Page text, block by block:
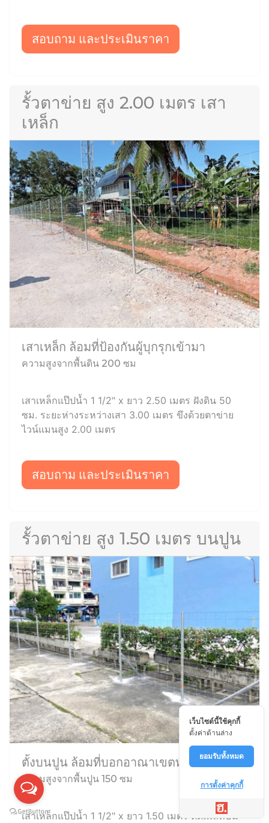
สอบถาม และประเมินราคา
รั้วตาข่าย สูง 2.00 เมตร เสา
เหล็ก
เสาเหล็ก ล้อมที่ป้องกันผู้บุกรุกเข้ามา
ความสูงจากพื้นดิน 200 ซม
เสาเหล็กแป๊ปน้ำ 1 1/2" x ยาว 2.50 เมตร ฝังดิน 50
ซม. ระยะห่างระหว่างเสา 3.00 เมตร ขึงด้วยตาข่าย
ไวน์แมนสูง 2.00 เมตร
สอบถาม และประเมินราคา
รั้วตาข่าย สูง 1.50 เมตร บนปูน
ตั้งบนปูน ล้อมที่บอกอาณาเขตทั่วไป
ความสูงจากพื้นปูน 150 ซม
เสาเหล็กแป๊ปน้ำ 1 1/2" x ยาว 1.50 เมตร ติดเพลทบน
เว็บไซต์นี้ใช้คุกกี้
ตั้งค่าด้านล่าง
ยอมรับทั้งหมด
การตั้งค่าคุกกี้